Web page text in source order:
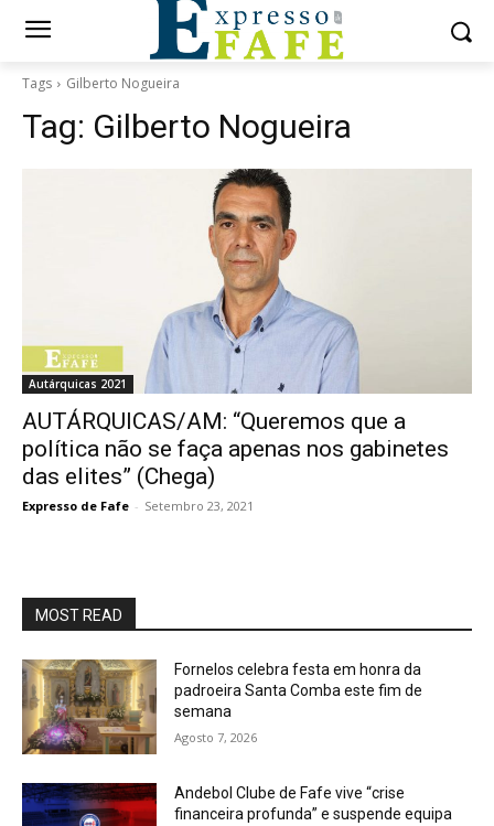
Tags Gilberto Nogueira
Tag: Gilberto Nogueira
Autárquicas 2021
AUTÁRQUICAS/AM: “Queremos que a
política não se faça apenas nos gabinetes
das elites” (Chega)
Expresso de Fafe - Setembro 23, 2021
MOST READ
Fornelos celebra festa em honra da
padroeira Santa Comba este fim de
semana
Agosto 7, 2026
Andebol Clube de Fafe vive “crise
financeira profunda” e suspende equipa